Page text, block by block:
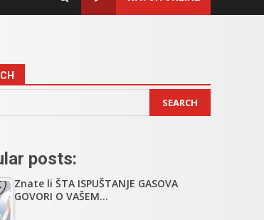
SEARCH
posts:
Znate li ŠTA ISPUŠTANJE GASOVA
GOVORI O VAŠEM…